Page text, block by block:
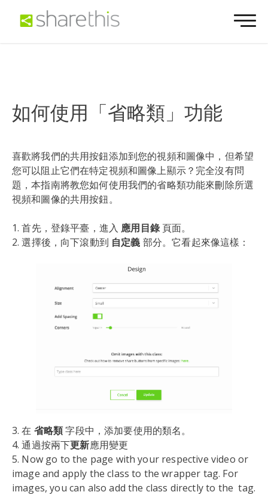
如何使用「省略類」功能
喜歡將我們的共用按鈕添加到您的視頻和圖像中，但希望
您可以阻止它們在特定視頻和圖像上顯示？完全沒有問
題，本指南將教您如何使用我們的省略類功能來刪除所選
視頻和圖像的共用按鈕。
1. 首先，登錄平臺，進入應用目錄頁面。
2. 選擇後，向下滾動到 自定義 部分。它看起來像這樣：
3. 在 省略類字段中，添加要使用的類名。
4. 通過按兩下更新應用變更
5. Now go to the page with your respective video or
image and apply the class to the wrapper tag. For
images, you can also add the class directly to the tag.